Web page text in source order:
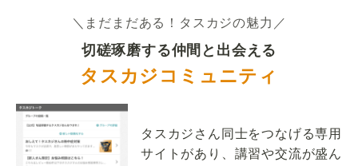
＼まだまだある！タスカジの魅力／
切磋琢磨する仲間と出会える
タスカジコミュニティ
タスカジさん同士をつなげる専用
サイトがあり、講習や交流が盛ん